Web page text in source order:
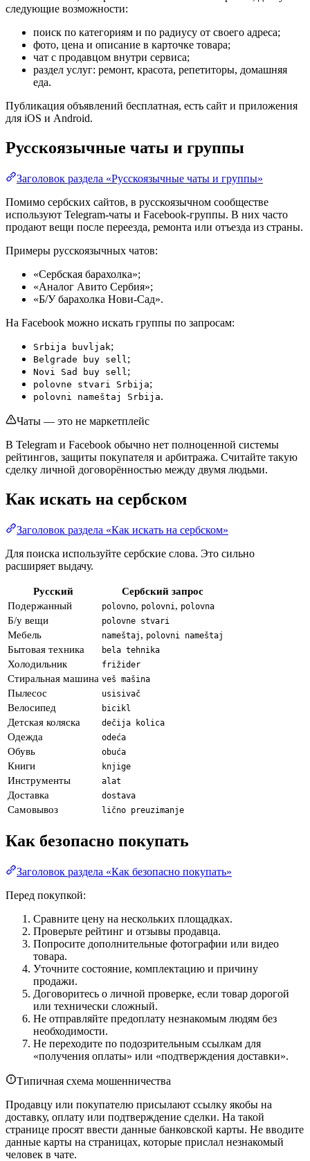
следующие возможности:
поиск по категориям и по радиусу от своего адреса;
фото, цена и описание в карточке товара;
чат с продавцом внутри сервиса;
раздел услуг: ремонт, красота, репетиторы, домашняя
еда.
Публикация объявлений бесплатная, есть сайт и приложения
для iOS и Android.
Русскоязычные чаты и группы
Заголовок раздела «Русскоязычные чаты и группы»
Помимо сербских сайтов, в русскоязычном сообществе
используют Telegram-чаты и Facebook-группы. В них часто
продают вещи после переезда, ремонта или отъезда из страны.
Примеры русскоязычных чатов:
«Сербская барахолка»;
«Аналог Авито Сербия»;
«Б/У барахолка Нови-Сад».
На Facebook можно искать группы по запросам:
Srbija buvljak;
Belgrade buy sell;
Novi Sad buy sell;
polovne stvari Srbija;
polovni nameštaj Srbija.
Чаты — это не маркетплейс
В Telegram и Facebook обычно нет полноценной системы
рейтингов, защиты покупателя и арбитража. Считайте такую
сделку личной договорённостью между двумя людьми.
Как искать на сербском
Заголовок раздела «Как искать на сербском»
Для поиска используйте сербские слова. Это сильно
расширяет выдачу.
Русский
Сербский запрос
Подержанный
polovno, polovni, polovna
Б/у вещи polovne stvari
Мебель nameštaj , polovni nameštaj
Бытовая техника bela tehnika
Холодильник frižider
Стиральная машина veš mašina
Пылесос usisivač
Велосипед bicikl
Детская коляска dečija kolica
Одежда odeća
Обувь obuća
Книги knjige
Инструменты alat
Доставка dostava
Самовывоз lično preuzimanje
Как безопасно покупать
Заголовок раздела «Как безопасно покупать»
Перед покупкой:
Сравните цену на нескольких площадках.
Проверьте рейтинг и отзывы продавца.
Попросите дополнительные фотографии или видео
товара.
Уточните состояние, комплектацию и причину
продажи.
Договоритесь о личной проверке, если товар дорогой
или технически сложный.
Не отправляйте предоплату незнакомым людям без
необходимости.
Не переходите по подозрительным ссылкам для
«получения оплаты» или «подтверждения доставки».
Типичная схема мошенничества
Продавцу или покупателю присылают ссылку якобы на
доставку, оплату или подтверждение сделки. На такой
странице просят ввести данные банковской карты. Не вводите
данные карты на страницах, которые прислал незнакомый
человек в чате.